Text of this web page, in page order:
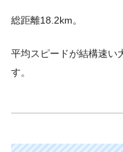
総距離18.2km。
平均スピードが結構速い
す。